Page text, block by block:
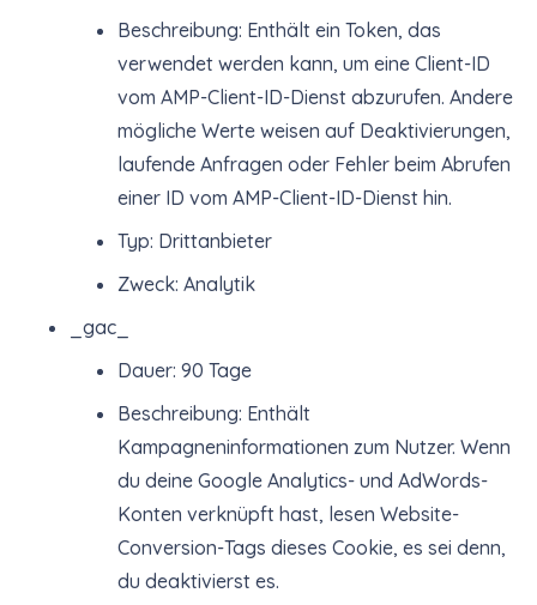
Beschreibung: Enthält ein Token, das
verwendet werden kann, um eine Client-ID
vom AMP-Client-ID-Dienst abzurufen. Andere
mögliche Werte weisen auf Deaktivierungen,
laufende Anfragen oder Fehler beim Abrufen
einer ID vom AMP-Client-ID-Dienst hin.
Typ: Drittanbieter
Zweck: Analytik
_gac_
Dauer: 90 Tage
Beschreibung: Enthält
Kampagneninformationen zum Nutzer. Wenn
du deine Google Analytics- und AdWords-
Konten verknüpft hast, lesen Website-
Conversion-Tags dieses Cookie, es sei denn,
du deaktivierst es.